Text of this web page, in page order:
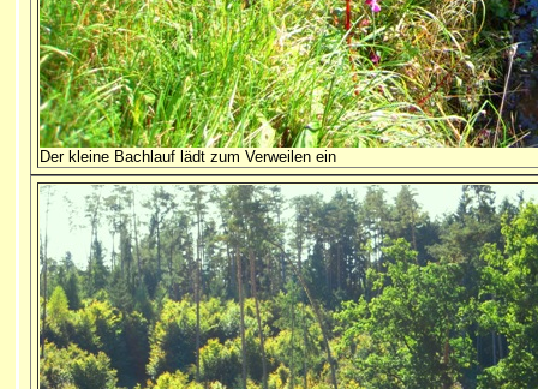
Der kleine Bachlauf lädt zum Verweilen ein